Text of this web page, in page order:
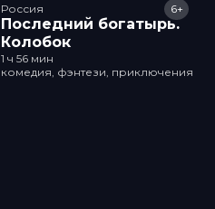
Россия
Последний богатырь.
Колобок
6+
1 ч 56 мин
комедия, фэнтези, приключения